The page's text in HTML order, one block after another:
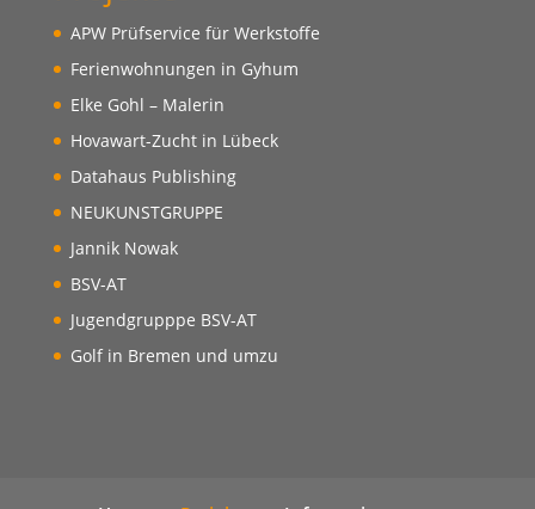
APW Prüfservice für Werkstoffe
Ferienwohnungen in Gyhum
Elke Gohl – Malerin
Hovawart-Zucht in Lübeck
Datahaus Publishing
NEUKUNSTGRUPPE
Jannik Nowak
BSV-AT
Jugendgrupppe BSV-AT
Golf in Bremen und umzu